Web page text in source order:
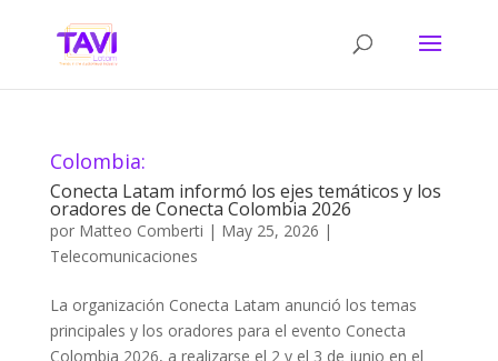
Colombia:
Conecta Latam informó los ejes temáticos y los
oradores de Conecta Colombia 2026
por Matteo Comberti | May 25, 2026 |
Telecomunicaciones
La organización Conecta Latam anunció los temas
principales y los oradores para el evento Conecta
Colombia 2026, a realizarse el 2 y el 3 de junio en el